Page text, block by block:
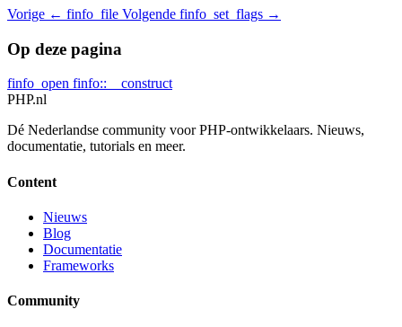
Vorige ← finfo_file Volgende finfo_set_flags →
Op deze pagina
finfo_open finfo::__construct
PHP.nl
Dé Nederlandse community voor PHP-ontwikkelaars. Nieuws,
documentatie, tutorials en meer.
Content
Nieuws
Blog
Documentatie
Frameworks
Community